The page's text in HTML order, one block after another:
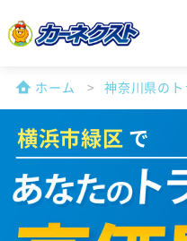
ホーム 神奈川県の
横浜市緑区 で